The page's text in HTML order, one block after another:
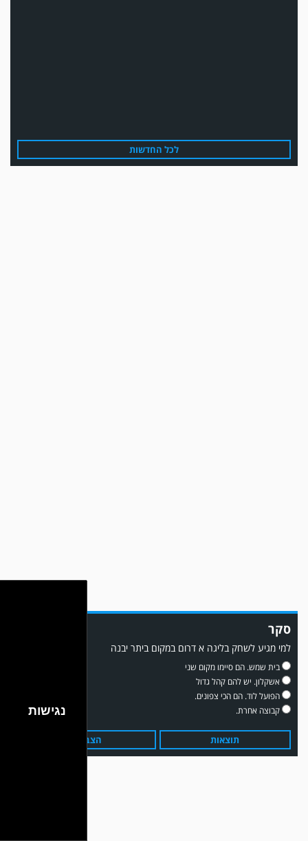
משחק אימון: שדרות גברה על מ.ס. דימונה 1-4.
לכל החדשות
סקר
למי מגיע לשחק בליגה א דרום במקום ביתר יבנה
בית שמש. הם סיימו מקום שני
אשקלון. יש להם קהל גדול
הפועל לוד. הם הכי צפונים.
קבוצה אחרת.
תוצאות הצבע
נגישות